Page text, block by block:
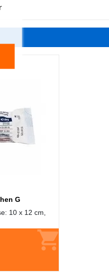
G
10 x 12 cm,